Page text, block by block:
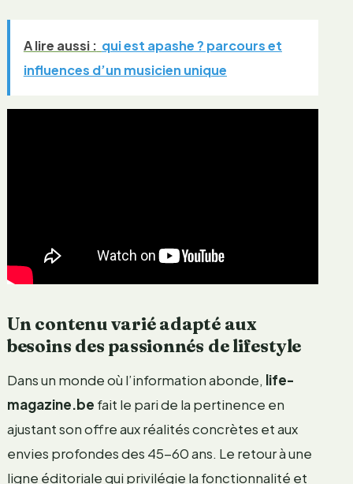
A lire aussi : qui est apashe ? parcours et
influences d’un musicien unique
Un contenu varié adapté aux
besoins des passionnés de lifestyle
Dans un monde où l’information abonde, life-
magazine.be fait le pari de la pertinence en
ajustant son offre aux réalités concrètes et aux
envies profondes des 45-60 ans. Le retour à une
ligne éditoriale qui privilégie la fonctionnalité et